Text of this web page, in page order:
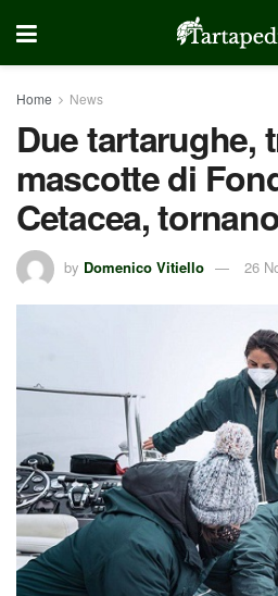
Home News
Due tartarughe,
mascotte di
Cetacea,
by Domenico Vitiello 26